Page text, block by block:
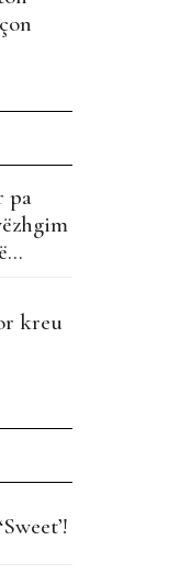
pa
tilla!
kreu